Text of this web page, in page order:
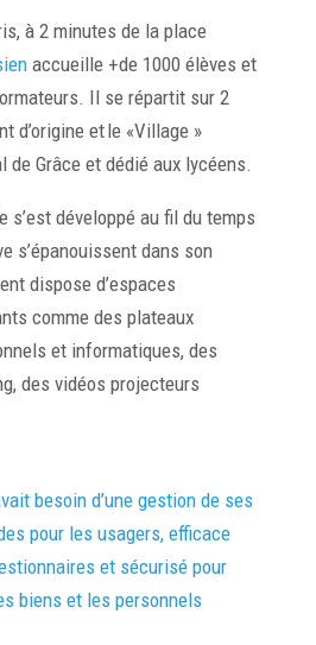
à 2 minutes de la place
accueille +de 1000 élèves et
Il se répartit sur 2
d’origine et le «Village »
de Grâce et dédié aux lycéens.
s’est développé au fil du temps
s’épanouissent dans son
dispose d’espaces
comme des plateaux
et informatiques, des
des vidéos projecteurs
besoin d’une gestion de ses
pour les usagers, efficace
et sécurisé pour
biens et les personnels